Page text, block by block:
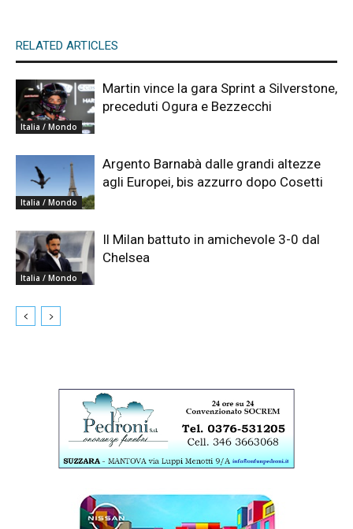
RELATED ARTICLES
Italia / Mondo
Martin vince la gara Sprint a Silverstone,
preceduti Ogura e Bezzecchi
Italia / Mondo
Argento Barnabà dalle grandi altezze
agli Europei, bis azzurro dopo Cosetti
Italia / Mondo
Il Milan battuto in amichevole 3-0 dal
Chelsea